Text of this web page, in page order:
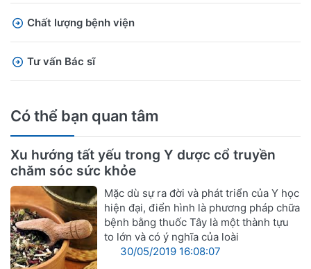
Chất lượng bệnh viện
Tư vấn Bác sĩ
Có thể bạn quan tâm
Xu hướng tất yếu trong Y dược cổ truyền
chăm sóc sức khỏe
Mặc dù sự ra đời và phát triển của Y học
hiện đại, điển hình là phương pháp chữa
bệnh bằng thuốc Tây là một thành tựu
to lớn và có ý nghĩa của loài
30/05/2019 16:08:07